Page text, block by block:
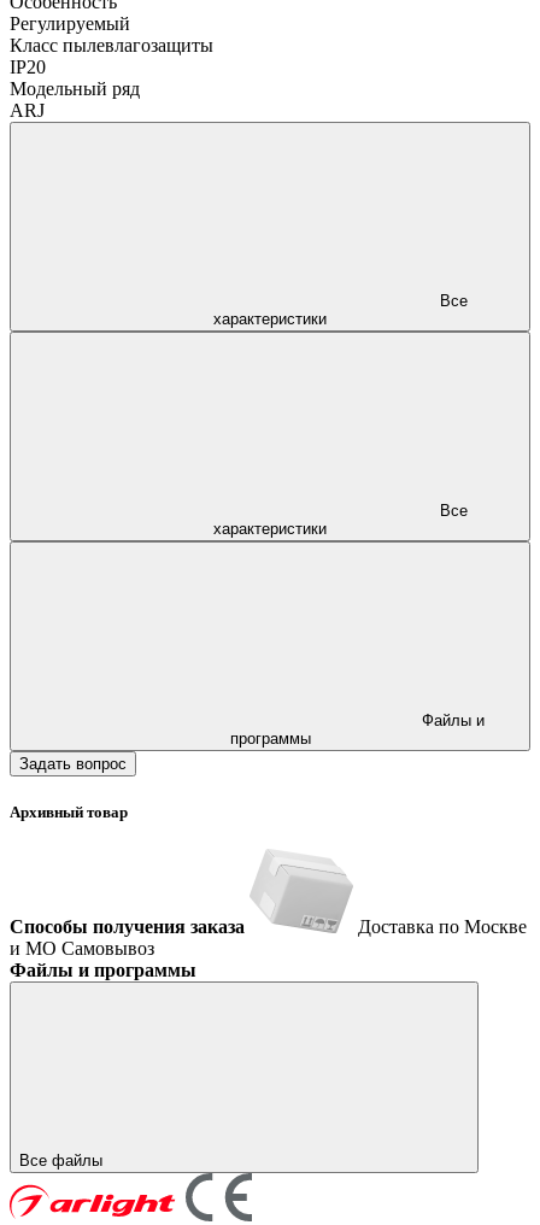
Регулируемый
Класс пылевлагозащиты
IP20
Модельный ряд
ARJ
характеристики
характеристики
программы
Задать вопрос
Архивный товар
Способы получения заказа
Доставка по Москве
и МО Самовывоз
Файлы и программы
Все файлы